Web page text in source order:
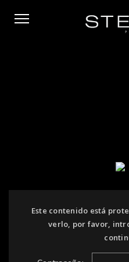
Este contenido está
verlo, por favor,